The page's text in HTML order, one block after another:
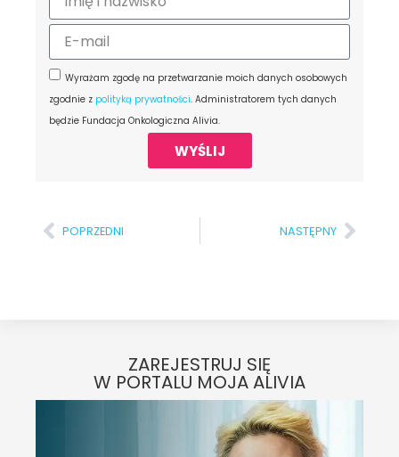
Wyrażam zgodę na przetwarzanie moich danych osobowych
zgodnie z polityką prywatności. Administratorem tych danych
będzie Fundacja Onkologiczna Alivia.
WYŚLIJ
POPRZEDNI NASTĘPNY
ZAREJESTRUJ SIĘ
W PORTALU MOJA ALIVIA